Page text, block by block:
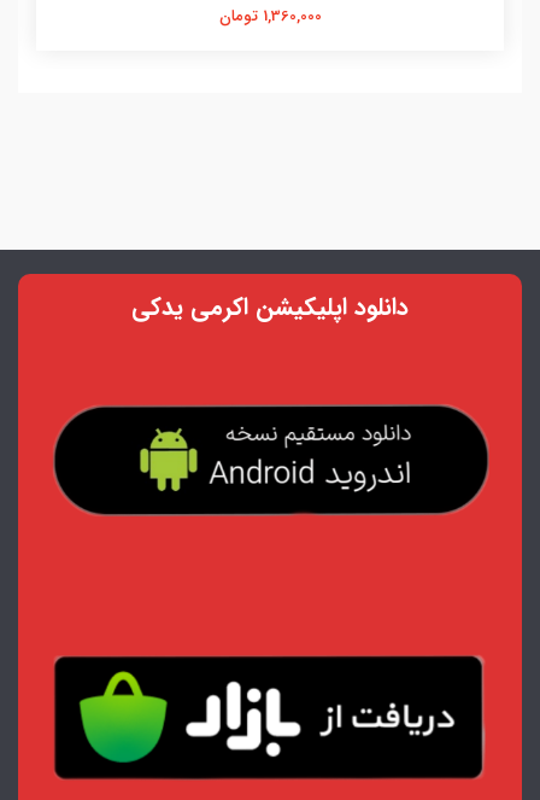
1,360,000 تومان
دانلود اپلیکیشن اکرمی یدکی